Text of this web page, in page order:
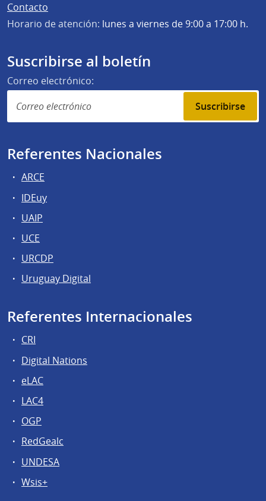
Contacto
Horario de atención: lunes a viernes de 9:00 a 17:00 h.
Suscribirse al boletín
Correo electrónico:
Suscribirse
Referentes Nacionales
ARCE
IDEuy
UAIP
UCE
URCDP
Uruguay Digital
Referentes Internacionales
CRI
Digital Nations
eLAC
LAC4
OGP
RedGealc
UNDESA
Wsis+